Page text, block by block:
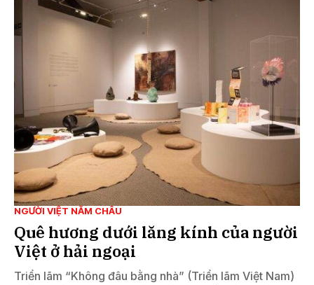
NGƯỜI VIỆT NĂM CHÂU
Quê hương dưới lăng kính của người
Việt ở hải ngoại
Triển lãm “Không đâu bằng nhà” (Triển lãm Việt Nam)